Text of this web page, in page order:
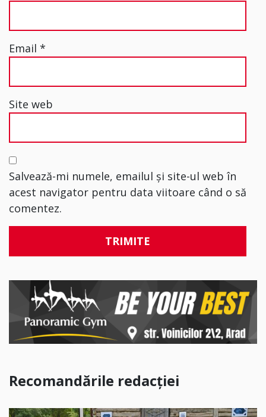
Email *
Site web
Salvează-mi numele, emailul și site-ul web în
acest navigator pentru data viitoare când o să
comentez.
Recomandările redacției